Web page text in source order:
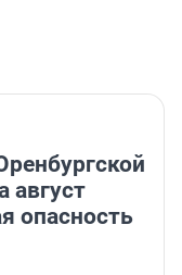
август
опасность